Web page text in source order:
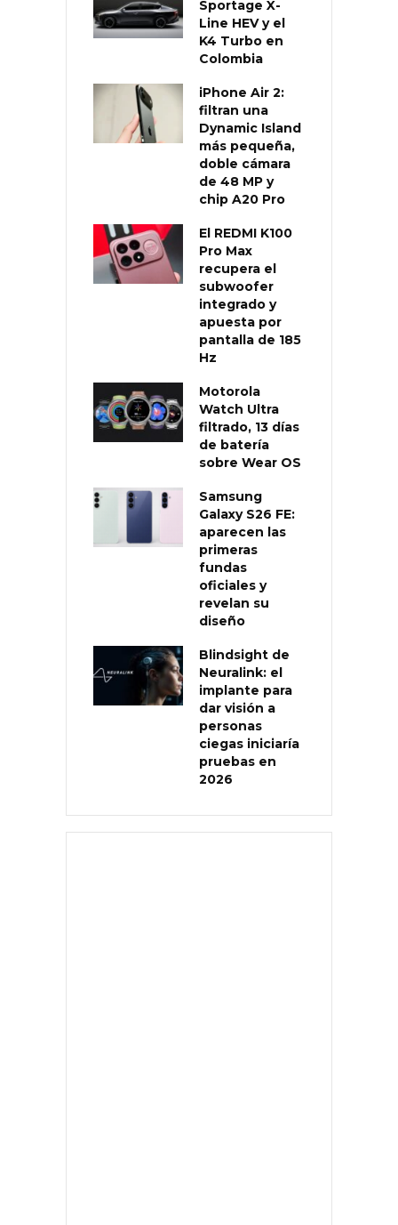
Sportage X-
Line HEV y el
K4 Turbo en
Colombia
iPhone Air 2:
filtran una
Dynamic Island
más pequeña,
doble cámara
de 48 MP y
chip A20 Pro
El REDMI K100
Pro Max
recupera el
subwoofer
integrado y
apuesta por
pantalla de 185
Hz
Motorola
Watch Ultra
filtrado, 13 días
de batería
sobre Wear OS
Samsung
Galaxy S26 FE:
aparecen las
primeras
fundas
oficiales y
revelan su
diseño
Blindsight de
Neuralink: el
implante para
dar visión a
personas
ciegas iniciaría
pruebas en
2026